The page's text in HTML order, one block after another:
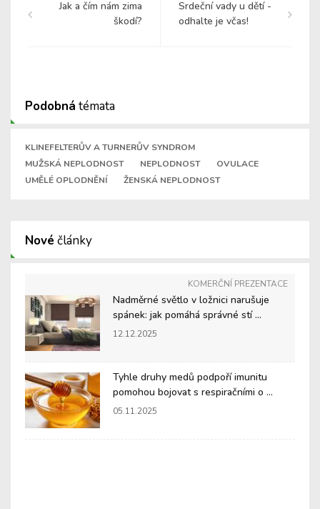
Jak a čím nám zima
škodí?
Srdeční vady u dětí -
odhalte je včas!
Podobná témata
KLINEFELTERŮV A TURNERŮV SYNDROM
MUŽSKÁ NEPLODNOST
NEPLODNOST
OVULACE
UMĚLÉ OPLODNĚNÍ
ŽENSKÁ NEPLODNOST
Nové články
KOMERČNÍ PREZENTACE
Nadměrné světlo v ložnici narušuje
spánek: jak pomáhá správné stí ...
12.12.2025
Tyhle druhy medů podpoří imunitu
pomohou bojovat s respiračními o ...
05.11.2025